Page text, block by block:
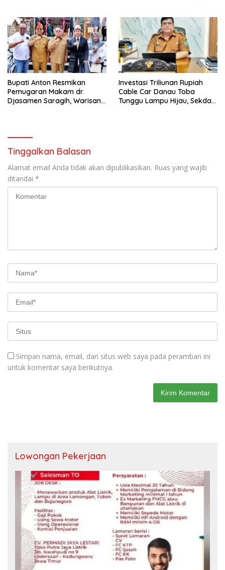
Bupati Anton Resmikan
Pemugaran Makam dr.
Djasamen Saragih, Warisan
Investasi Triliunan Rupiah
Cable Car Danau Toba
Tunggu Lampu Hijau, Sekda
Tinggalkan Balasan
Alamat email Anda tidak akan dipublikasikan. Ruas yang wajib
ditandai *
Simpan nama, email, dan situs web saya pada peramban ini
untuk komentar saya berikutnya.
Lowongan Pekerjaan